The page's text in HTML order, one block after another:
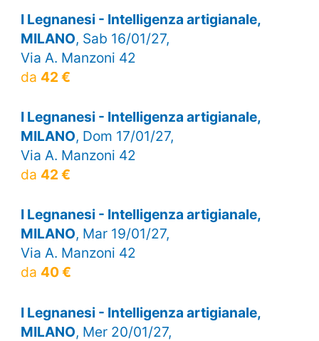
I Legnanesi - Intelligenza artigianale,
MILANO, Sab 16/01/27,
Via A. Manzoni 42
da 42 €
I Legnanesi - Intelligenza artigianale,
MILANO, Dom 17/01/27,
Via A. Manzoni 42
da 42 €
I Legnanesi - Intelligenza artigianale,
MILANO, Mar 19/01/27,
Via A. Manzoni 42
da 40 €
I Legnanesi - Intelligenza artigianale,
MILANO, Mer 20/01/27,